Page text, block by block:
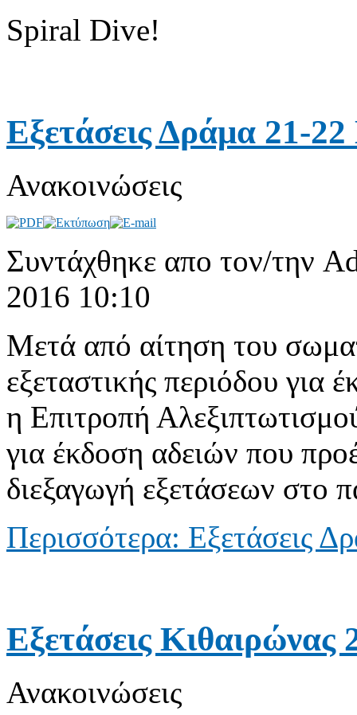
Spiral Dive!
Εξετάσεις Δράμα 21-
Ανακοινώσεις
Συντάχθηκε απο τον/την
2016 10:10
Μετά από αίτηση του
εξεταστικής περιόδου για
η Επιτροπή
για έκδοση αδειών που
διεξαγωγή εξετάσεων στο
Περισσότερα: Εξετάσεις
Εξετάσεις
Ανακοινώσεις